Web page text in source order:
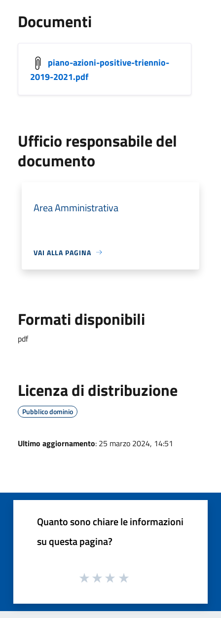
Documenti
piano-azioni-positive-triennio-
2019-2021.pdf
Ufficio responsabile del
documento
Area Amministrativa
VAI ALLA PAGINA
Formati disponibili
pdf
Licenza di distribuzione
Pubblico dominio
Ultimo aggiornamento: 25 marzo 2024, 14:51
Quanto sono chiare le informazioni
su questa pagina?